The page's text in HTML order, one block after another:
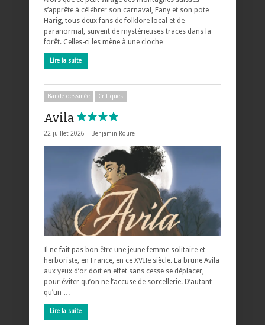
s’apprête à célébrer son carnaval, Fany et son pote
Harig, tous deux fans de folklore local et de
paranormal, suivent de mystérieuses traces dans la
forêt. Celles-ci les mène à une cloche …
Lire la suite
Bande dessinée Critiques
Avila
22 juillet 2026 | Benjamin Roure
Il ne fait pas bon être une jeune femme solitaire et
herboriste, en France, en ce XVIIe siècle. La brune Avila
aux yeux d’or doit en effet sans cesse se déplacer,
pour éviter qu’on ne l’accuse de sorcellerie. D’autant
qu’un …
Lire la suite